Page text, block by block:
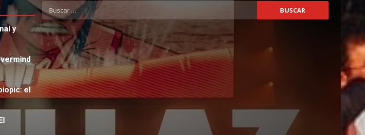
y
el
Buscar: